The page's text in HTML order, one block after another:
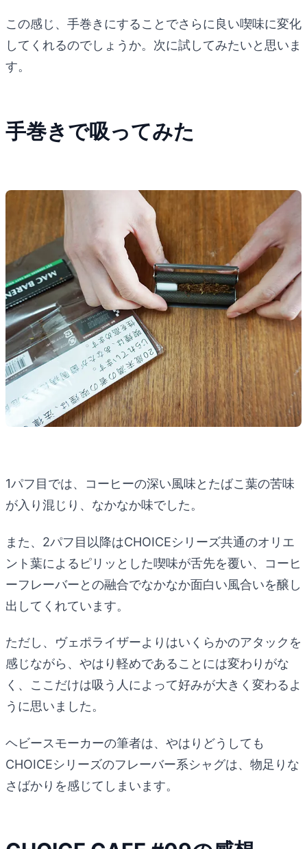
この感じ、手巻きにすることでさらに良い喫味に変化
してくれるのでしょうか。次に試してみたいと思いま
す。
手巻きで吸ってみた
1パフ目では、コーヒーの深い風味とたばこ葉の苦味
が入り混じり、なかなか味でした。
また、2パフ目以降はCHOICEシリーズ共通のオリエ
ント葉によるピリッとした喫味が舌先を覆い、コーヒ
ーフレーバーとの融合でなかなか面白い風合いを醸し
出してくれています。
ただし、ヴェポライザーよりはいくらかのアタックを
感じながら、やはり軽めであることには変わりがな
く、ここだけは吸う人によって好みが大きく変わるよ
うに思いました。
ヘビースモーカーの筆者は、やはりどうしても
CHOICEシリーズのフレーバー系シャグは、物足りな
さばかりを感じてしまいます。